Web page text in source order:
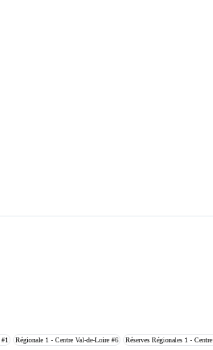
#1 Régionale 1 - Centre Val-de-Loire #6 Réserves Régionales 1 -